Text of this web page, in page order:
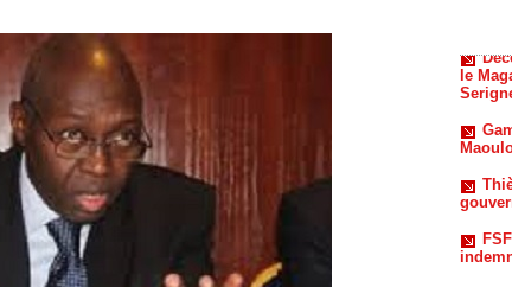
Une